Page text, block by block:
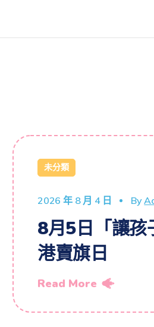
未分類
2026 年 8 月 4 日 By
8月5日「讓孩
港賣旗日
Read More